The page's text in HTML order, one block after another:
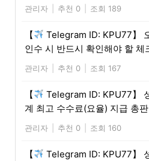
관리자 추천 0 조회 189
【
Telegram ID: KPU77】
인수 시 반드시 확인해야 할
관리자 추천 0 조회 167
【
Telegram ID: KPU77】
계 최고 수수료(요율) 지급 총
관리자 추천 0 조회 160
【
Telegram ID: KPU77】